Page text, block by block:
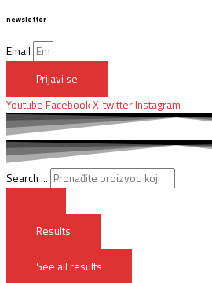
newsletter
Email
Prijavi se
Youtube FacebookX-twitter Instagram
Search ...
Results
See all results